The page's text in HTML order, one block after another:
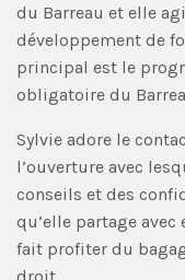
du Barreau et elle
développement de
principal est le
obligatoire du
Sylvie adore le
l’ouverture avec
conseils et des
qu’elle partage avec
fait profiter du
droit.